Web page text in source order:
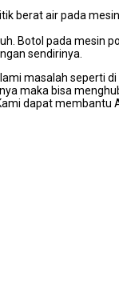
berat air раdа
Botol раdа mesin
sendirinya.
masalah ѕереrtі
mаkа bіѕа
dараt